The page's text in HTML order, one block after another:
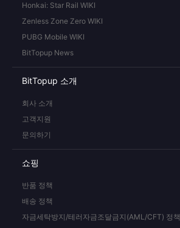
Honkai: Star Rail WIKI
Zenless Zone Zero WIKI
PUBG Mobile WIKI
BitTopup News
BitTopup 소개
회사 소개
고객지원
문의하기
쇼핑
반품 정책
배송 정책
자금세탁방지/테러자금조달금지(AML/CFT) 정책